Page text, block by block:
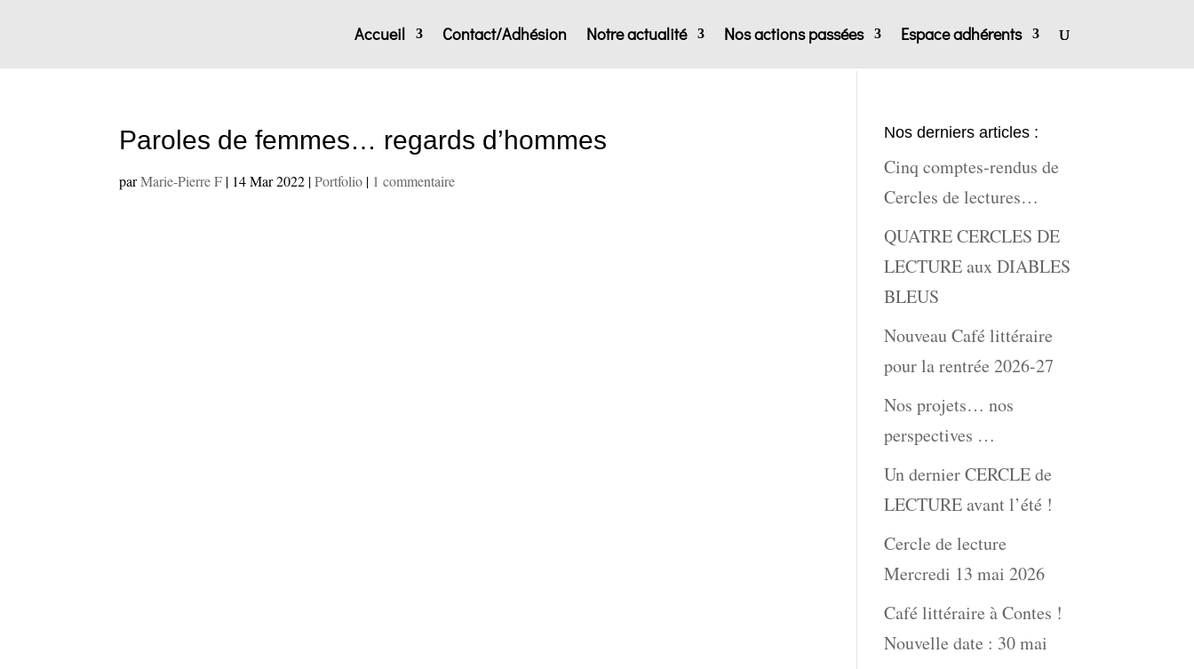
Accueil Contact/Adhésion Notre actualité Nos actions passées Espace adhérents
Paroles de femmes… regards d’hommes
parMarie-Pierre F | 14 Mar 2022 |Portfolio | 1 commentaire
Nos derniers articles :
Cinq comptes-rendus de
Cercles de lectures…
QUATRE CERCLES DE
LECTURE aux DIABLES
BLEUS
Nouveau Café littéraire
pour la rentrée 2026-27
Nos projets… nos
perspectives …
Un dernier CERCLE de
LECTURE avant l’été !
Cercle de lecture
Mercredi 13 mai 2026
Café littéraire à Contes !
Nouvelle date : 30 mai